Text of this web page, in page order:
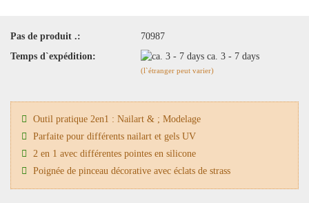
Pas de produit .:
70987
Temps d`expédition:
ca. 3 - 7 days
(l`étranger peut varier)
Outil pratique 2en1 : Nailart & ; Modelage
Parfaite pour différents nailart et gels UV
2 en 1 avec différentes pointes en silicone
Poignée de pinceau décorative avec éclats de strass